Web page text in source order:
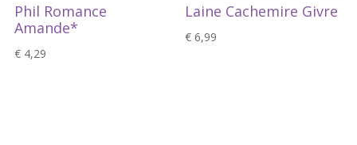
Phil Romance
Amande*
€4,29
Laine Cachemire Givre
€ 6,99